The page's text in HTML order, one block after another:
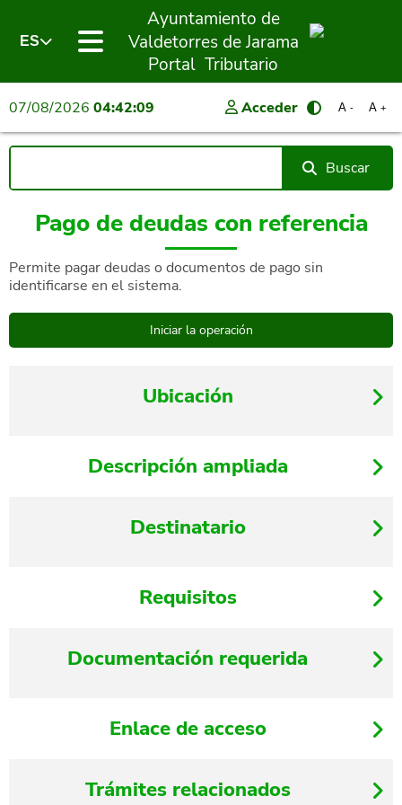
ES
Ayuntamiento de
Valdetorres de Jarama
Portal Tributario
07/08/2026 04:42:09 Acceder A +
A -
Buscar
Pago de deudas con referencia
Permite pagar deudas o documentos de pago sin
identificarse en el sistema.
Ubicación
Descripción ampliada
Destinatario
Requisitos
Documentación requerida
Enlace de acceso
Trámites relacionados